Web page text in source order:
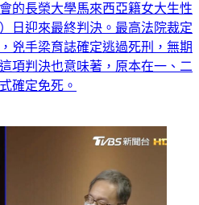
的長榮大學馬來西亞籍女大生性
日迎來最終判決。最高法院裁定
兇手梁育誌確定逃過死刑，無期
項判決也意味著，原本在一、二
確定免死。